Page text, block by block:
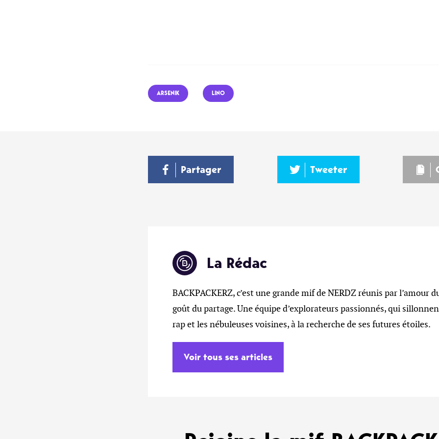
ARSENIK LINO
Partager Tweeter
La Rédac
BACKPACKERZ, c’est une grande mif de NERDZ réunis par l’amour
goût du partage. Une équipe d’explorateurs passionnés, qui
rap et les nébuleuses voisines, à la recherche de ses futures étoiles.
Voir tous ses articles